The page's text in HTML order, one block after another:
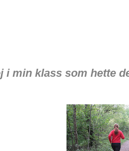
i min klass som hette